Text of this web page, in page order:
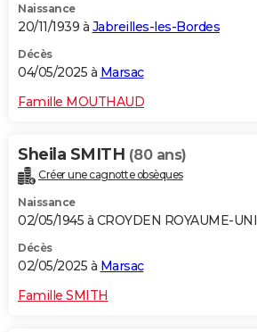
Naissance
20/11/1939 à Jabreilles-les-Bordes
Décès
04/05/2025 à Marsac
Famille MOUTHAUD
Sheila SMITH (80 ans)
Créer une cagnotte obsèques
Naissance
02/05/1945 à CROYDEN ROYAUME-UNI
Décès
02/05/2025 à Marsac
Famille SMITH